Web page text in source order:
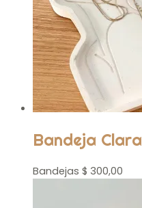
Bandeja Clara
Bandejas $ 300,00